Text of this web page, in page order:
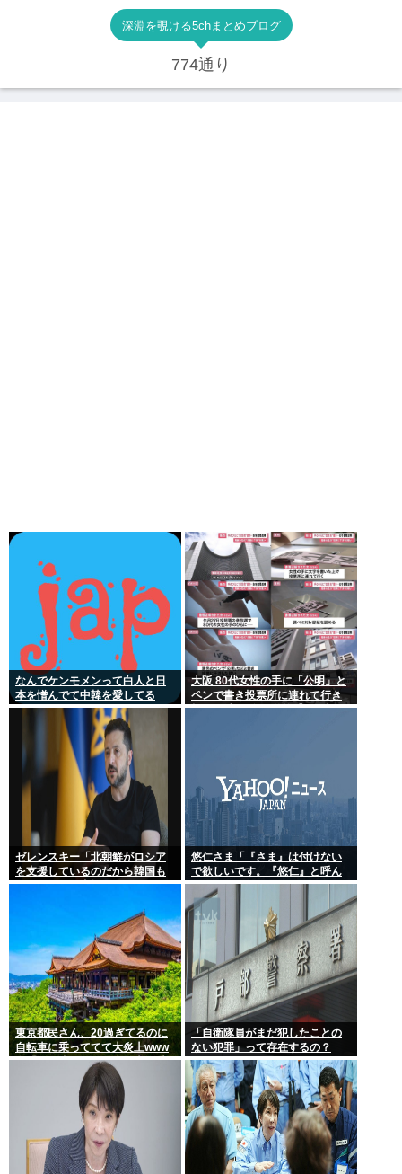
深淵を覗ける5chまとめブログ
774通り
なんでケンモメンって白人と日
本を憎んでて中韓を愛してる
の？
大阪 80代女性の手に「公明」と
ペンで書き投票所に連れて行き
投票干渉 60女を送検【いさ酒
ゼレンスキー「北朝鮮がロシア
を支援しているのだから韓国も
ウクライナを支援しろ」
悠仁さま「『さま』は付けない
で欲しいです。『悠仁』と呼ん
でください」
東京都民さん、20過ぎてるのに
自転車に乗っててて大炎上www
女「いい歳した男で自転車に乗
るのは知的障がい者だけだよ？
「自衛隊員がまだ犯したことの
ない犯罪」って存在するの？